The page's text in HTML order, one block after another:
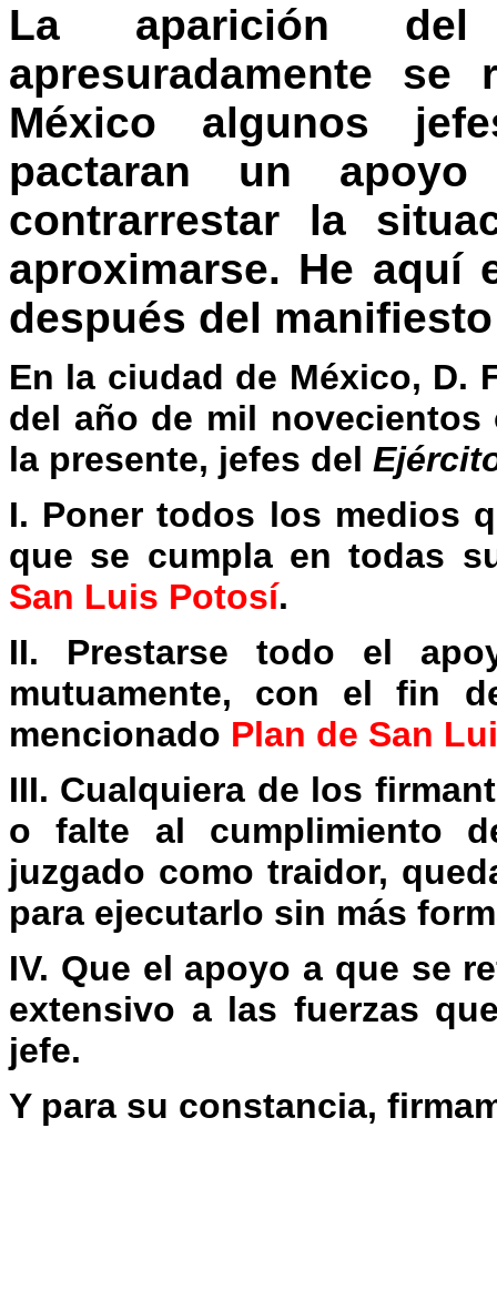
La aparición
apresuradamente
México algunos
pactaran un
contrarrestar la
aproximarse. He aquí
después del
En la ciudad de México, D.
del año de mil
la presente, jefes del
I. Poner todos los medios
que se cumpla en todas
San Luis Potosí.
II. Prestarse todo el
mutuamente, con el fin
mencionado Plan de San
III. Cualquiera de los
o falte al cumplimiento
juzgado como traidor,
para ejecutarlo sin más
IV. Que el apoyo a que se
extensivo a las fuerzas
jefe.
Y para su constancia,